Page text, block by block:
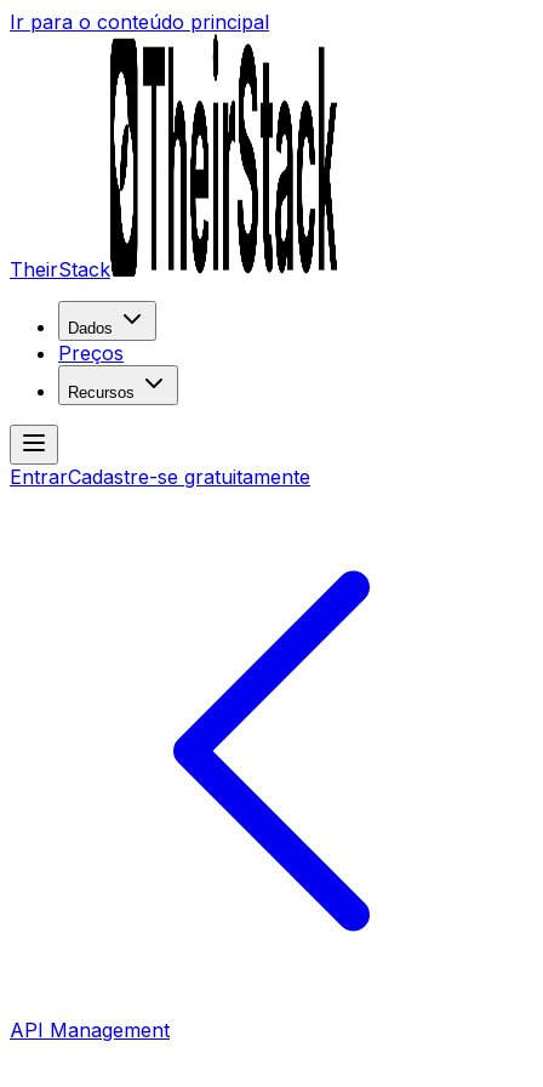
Ir para o conteúdo principal
TheirStack
Dados
Preços
Recursos
EntrarCadastre-se gratuitamente
API Management